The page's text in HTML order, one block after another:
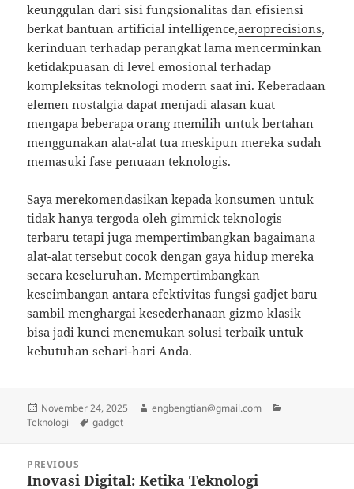
keunggulan dari sisi fungsionalitas dan efisiensi
berkat bantuan artificial intelligence,aeroprecisions,
kerinduan terhadap perangkat lama mencerminkan
ketidakpuasan di level emosional terhadap
kompleksitas teknologi modern saat ini. Keberadaan
elemen nostalgia dapat menjadi alasan kuat
mengapa beberapa orang memilih untuk bertahan
menggunakan alat-alat tua meskipun mereka sudah
memasuki fase penuaan teknologis.
Saya merekomendasikan kepada konsumen untuk
tidak hanya tergoda oleh gimmick teknologis
terbaru tetapi juga mempertimbangkan bagaimana
alat-alat tersebut cocok dengan gaya hidup mereka
secara keseluruhan. Mempertimbangkan
keseimbangan antara efektivitas fungsi gadjet baru
sambil menghargai kesederhanaan gizmo klasik
bisa jadi kunci menemukan solusi terbaik untuk
kebutuhan sehari-hari Anda.
Posted
on
November 24, 2025 Author
engbengtian@gmail.com
Teknologi
Tags
gadget
navigation
PREVIOUS
Previous
Inovasi Digital: Ketika Teknologi